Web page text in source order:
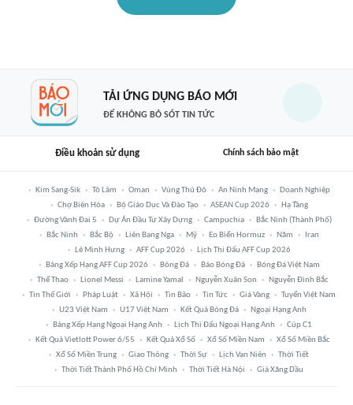
TẢI ỨNG DỤNG BÁO MỚI
ĐỂ KHÔNG BỎ SÓT TIN TỨC
Điều khoản sử dụng Chính sách bảo mật
Kim Sang-Sik Tô Lâm Oman Vùng Thủ Đô An Ninh Mạng
Doanh Nghiệp
Chợ Biên Hòa
Bộ Giáo Dục Và Đào Tạo ASEAN Cup 2026
Hạ Tầng
Đường Vành Đai 5
Dự Án Đầu Tư Xây Dựng Campuchia
Bắc Ninh (thành Phố)
Bắc Ninh
Bắc Bộ Liên Bang Nga Mỹ Eo Biển Hormuz Năm
Iran
Lê Minh Hưng
AFF Cup 2026
Lịch Thi Đấu AFF Cup 2026
Bảng Xếp Hạng AFF Cup 2026
Bóng Đá Báo Bóng Đá
Bóng Đá Việt Nam
Thể Thao
Lionel Messi Lamine Yamal Nguyễn Xuân Son
Nguyễn Đình Bắc
Tin Thế Giới
Pháp Luật Xã Hội Tin Bão Tin Tức Giá Vàng
Tuyển Việt Nam
U23 Việt Nam
U17 Việt Nam Kết Quả Bóng Đá
Ngoại Hạng Anh
Bảng Xếp Hạng Ngoại Hạng Anh
Lịch Thi Đấu Ngoại Hạng Anh
Cúp C1
Kết Quả Vietlott Power 6/55
Kết Quả Xổ Số Xổ Số Miền Nam
Xổ Số Miền Bắc
Xổ Số Miền Trung
Giao Thông Thời Sự Lịch Vạn Niên
Thời Tiết
Thời Tiết Thành Phố Hồ Chí Minh
Thời Tiết Hà Nội Giá Xăng Dầu